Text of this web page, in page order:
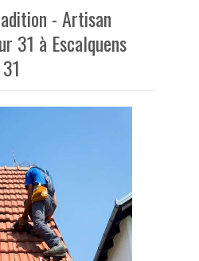
- Artisan
31 à Escalquens